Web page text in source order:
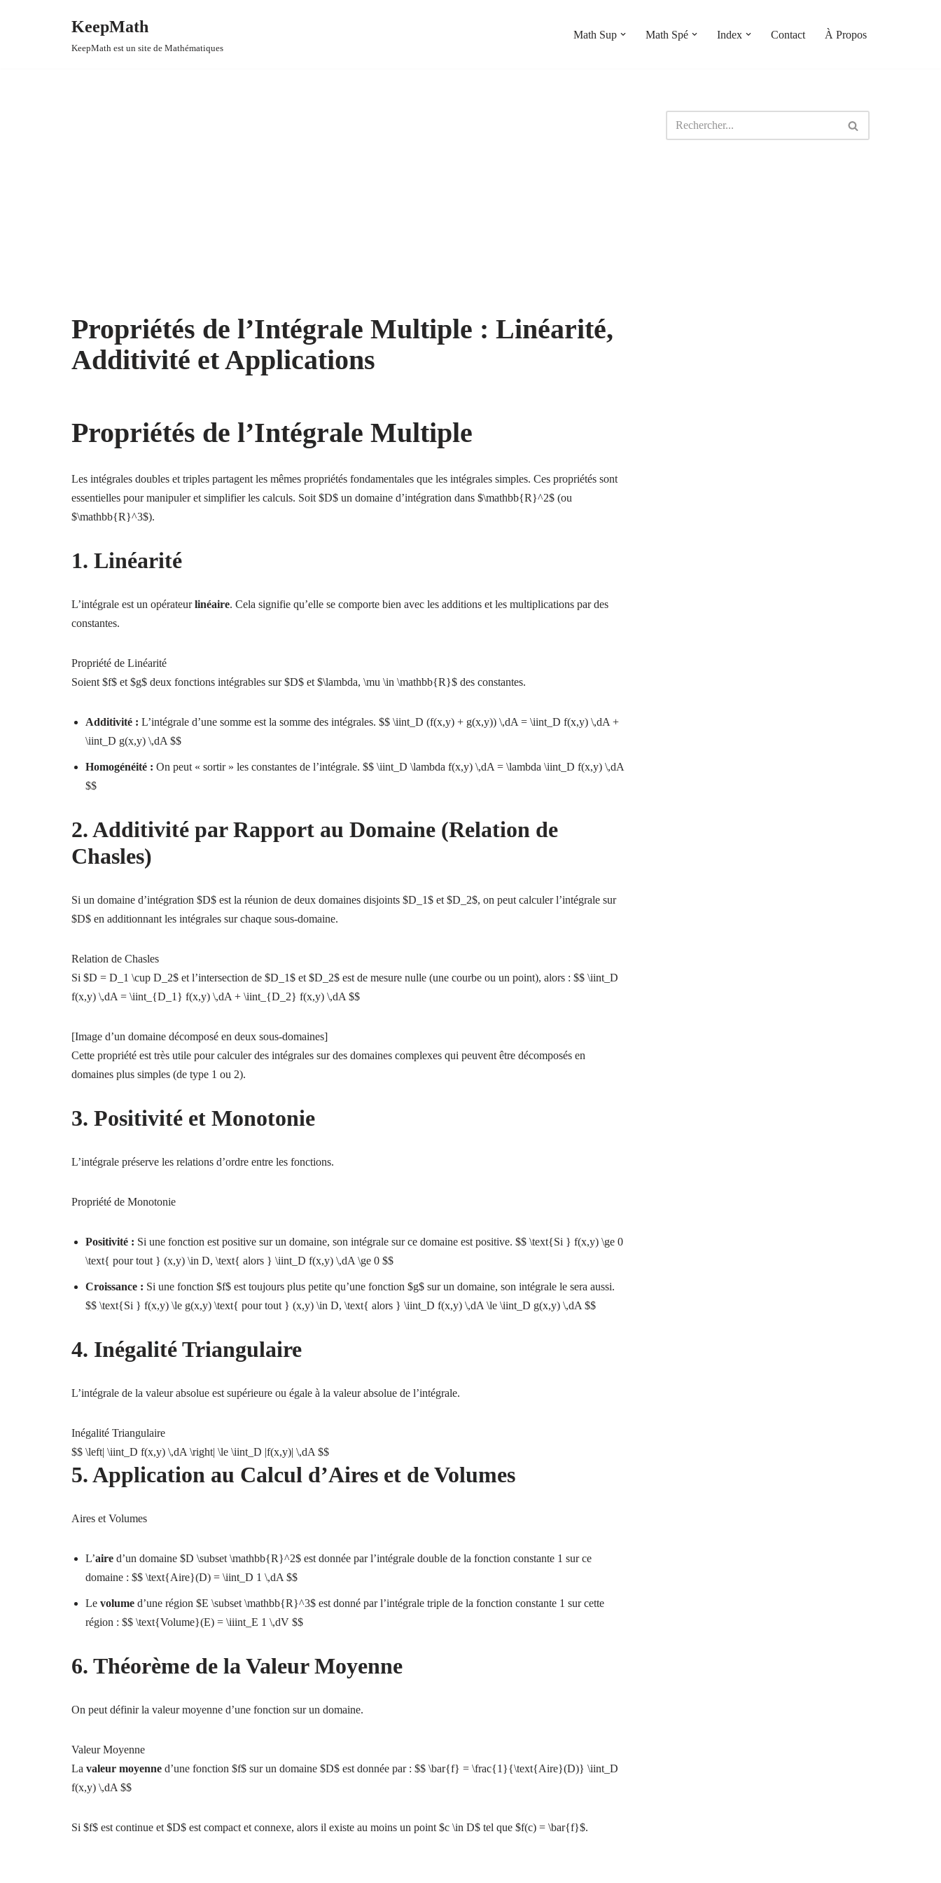
KeepMath
KeepMath est un site de Mathématiques
Math Sup Math Spé Index Contact À Propos
Propriétés de l’Intégrale Multiple : Linéarité,
Additivité et Applications
Propriétés de l’Intégrale Multiple
Les intégrales doubles et triples partagent les mêmes propriétés fondamentales que les intégrales simples. Ces propriétés sont
essentielles pour manipuler et simplifier les calculs. Soit $D$ un domaine d’intégration dans $\mathbb{R}^2$ (ou
$\mathbb{R}^3$).
1. Linéarité
L’intégrale est un opérateurlinéaire. Cela signifie qu’elle se comporte bien avec les additions et les multiplications par des
constantes.
Propriété de Linéarité
Soient $f$ et $g$ deux fonctions intégrables sur $D$ et $\lambda, \mu \in \mathbb{R}$ des constantes.
Additivité : L’intégrale d’une somme est la somme des intégrales. $$ \iint_D (f(x,y) + g(x,y)) \,dA = \iint_D f(x,y) \,dA +
\iint_D g(x,y) \,dA $$
Homogénéité : On peut « sortir » les constantes de l’intégrale. $$ \iint_D \lambda f(x,y) \,dA = \lambda \iint_D f(x,y) \,dA
$$
2. Additivité par Rapport au Domaine (Relation de
Chasles)
Si un domaine d’intégration $D$ est la réunion de deux domaines disjoints $D_1$ et $D_2$, on peut calculer l’intégrale sur
$D$ en additionnant les intégrales sur chaque sous-domaine.
Relation de Chasles
Si $D = D_1 \cup D_2$ et l’intersection de $D_1$ et $D_2$ est de mesure nulle (une courbe ou un point), alors : $$ \iint_D
f(x,y) \,dA = \iint_{D_1} f(x,y) \,dA + \iint_{D_2} f(x,y) \,dA $$
[Image d’un domaine décomposé en deux sous-domaines]
Cette propriété est très utile pour calculer des intégrales sur des domaines complexes qui peuvent être décomposés en
domaines plus simples (de type 1 ou 2).
3. Positivité et Monotonie
L’intégrale préserve les relations d’ordre entre les fonctions.
Propriété de Monotonie
Positivité : Si une fonction est positive sur un domaine, son intégrale sur ce domaine est positive. $$ \text{Si } f(x,y) \ge 0
\text{ pour tout } (x,y) \in D, \text{ alors } \iint_D f(x,y) \,dA \ge 0 $$
Croissance : Si une fonction $f$ est toujours plus petite qu’une fonction $g$ sur un domaine, son intégrale le sera aussi.
$$ \text{Si } f(x,y) \le g(x,y) \text{ pour tout } (x,y) \in D, \text{ alors } \iint_D f(x,y) \,dA \le \iint_D g(x,y) \,dA $$
4. Inégalité Triangulaire
L’intégrale de la valeur absolue est supérieure ou égale à la valeur absolue de l’intégrale.
Inégalité Triangulaire
$$ \left| \iint_D f(x,y) \,dA \right| \le \iint_D |f(x,y)| \,dA $$
5. Application au Calcul d’Aires et de Volumes
Aires et Volumes
L’aire d’un domaine $D \subset \mathbb{R}^2$ est donnée par l’intégrale double de la fonction constante 1 sur ce
domaine : $$ \text{Aire}(D) = \iint_D 1 \,dA $$
Le volume d’une région $E \subset \mathbb{R}^3$ est donné par l’intégrale triple de la fonction constante 1 sur cette
région : $$ \text{Volume}(E) = \iiint_E 1 \,dV $$
6. Théorème de la Valeur Moyenne
On peut définir la valeur moyenne d’une fonction sur un domaine.
Valeur Moyenne
La valeur moyenne d’une fonction $f$ sur un domaine $D$ est donnée par : $$ \bar{f} = \frac{1}{\text{Aire}(D)} \iint_D
f(x,y) \,dA $$
Si $f$ est continue et $D$ est compact et connexe, alors il existe au moins un point $c \in D$ tel que $f(c) = \bar{f}$.